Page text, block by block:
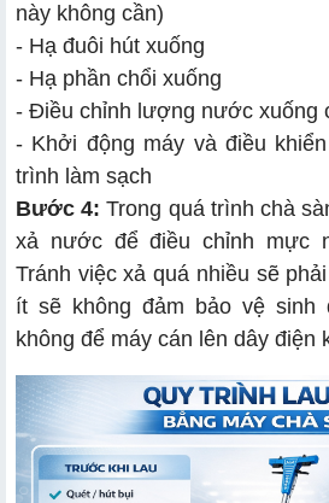
này không cần)
- Hạ đuôi hút xuống
- Hạ phần chổi xuống
- Điều chỉnh lượng nước xuống
- Khởi động máy và điều
trình làm sạch
Bước 4: Trong quá trình chà
xả nước để điều chỉnh mực
Tránh việc xả quá nhiều sẽ
ít sẽ không đảm bảo vệ sinh
không để máy cán lên dây điện